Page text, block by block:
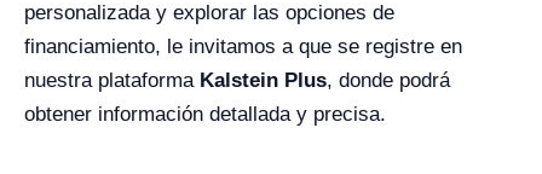
personalizada y explorar las opciones de
financiamiento, le invitamos a que se registre en
nuestra plataforma Kalstein Plus, donde podrá
obtener información detallada y precisa.